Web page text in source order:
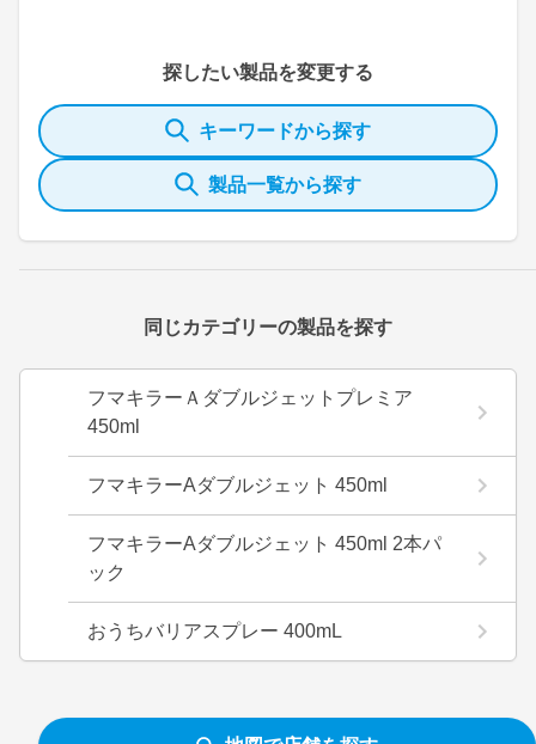
探したい製品を変更する
キーワードから探す
製品一覧から探す
同じカテゴリーの製品を探す
フマキラーＡダブルジェットプレミア
450ml
フマキラーAダブルジェット 450ml
フマキラーAダブルジェット 450ml 2本パ
ック
おうちバリアスプレー 400mL